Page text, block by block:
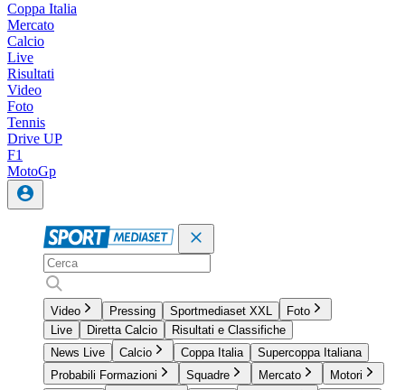
Coppa Italia
Mercato
Calcio
Live
Risultati
Video
Foto
Tennis
Drive UP
F1
MotoGp
Video Pressing Sportmediaset XXL
Foto
Live
Diretta Calcio
Risultati e Classifiche
News Live
Calcio Coppa Italia
Supercoppa Italiana
Probabili Formazioni
Squadre Mercato
Motori